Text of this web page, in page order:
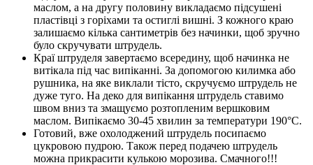
маслом, а на другу половину викладаємо підсушені
пластівці з горіхами та остиглі вишні. З кожного краю
залишаємо кілька сантиметрів без начинки, щоб зручно
було скручувати штрудель.
Краї штруделя завертаємо всередину, щоб начинка не
витікала під час випіканні. За допомогою килимка або
рушника, на яке виклали тісто, скручуємо штрудель не
дуже туго. На деко для випікання штрудель ставимо
швом вниз та змащуємо розтопленим вершковим
маслом. Випікаємо 30-45 хвилин за температури 190°C.
Готовий, вже охолоджений штрудель посипаємо
цукровою пудрою. Також перед подачею штрудель
можна прикрасити кулькою морозива. Смачного!!!